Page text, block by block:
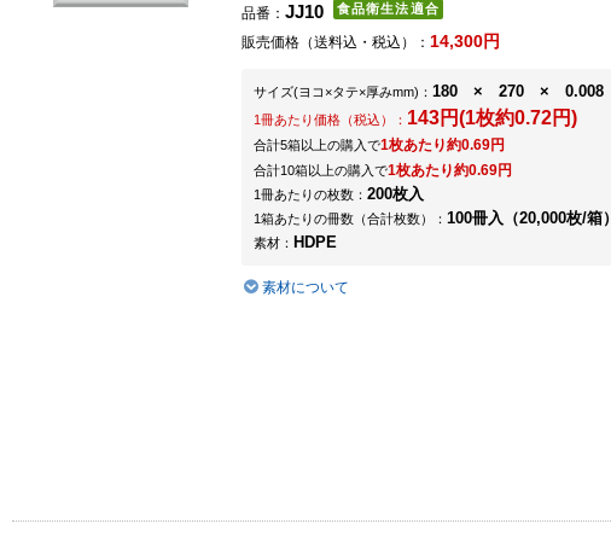
品番： JJ10
販売価格（送料込・税込）： 14,300円
サイズ(ヨコ×タテ×厚みmm) ： 180 × 270 × 0.008
1冊あたり価格（税込）： 143円(1枚約0.72円)
合計5箱以上の購入で1枚あたり約0.69円
合計10箱以上の購入で1枚あたり約0.69円
1冊あたりの枚数： 200枚入
1箱あたりの冊数（合計枚数）： 100冊入（20,000枚/箱）
素材： HDPE
素材について